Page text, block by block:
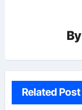
By
Related Post